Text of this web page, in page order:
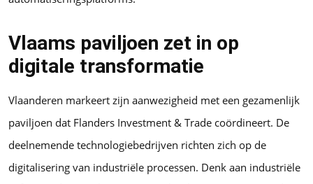
Vlaams paviljoen zet in op
digitale transformatie
Vlaanderen markeert zijn aanwezigheid met een gezamenlijk
paviljoen dat Flanders Investment & Trade coördineert. De
deelnemende technologiebedrijven richten zich op de
digitalisering van industriële processen. Denk aan industriële